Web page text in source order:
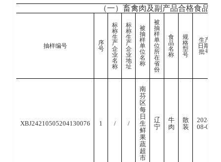
吧
佬
熟
食
店
本
溪
市
南
芬
区
道
宁
（自
装
本
溪
（一）畜禽肉及副产品合格食品名
抽样编号
序
号
标
称
生
产
企
业
名
称
标
称
生
产
企
业
地
址
被
抽
样
单
位
名
称
被
抽
样
单
位
所
在
省
份
食
品
名
称
规
格
型
号
生产
日期/
批号
XBJ24210505204130076 1 / /
南
芬
区
每
日
生
鲜
果
蔬
超
市
辽
宁
牛
肉
散
装
2024-
08-05